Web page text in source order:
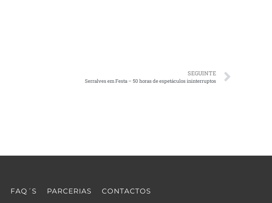
SEGUINTE
Serralves em Festa – 50 horas de espetáculos ininterruptos
FAQ´S PARCERIAS CONTACTOS